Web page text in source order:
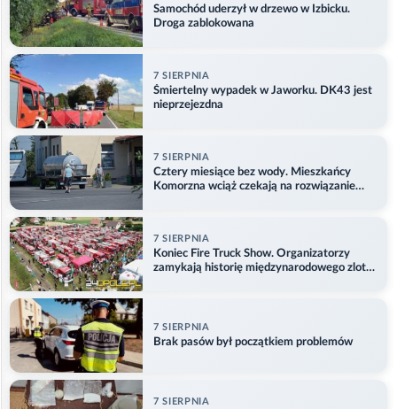
Samochód uderzył w drzewo w Izbicku.
Droga zablokowana
7 SIERPNIA
Śmiertelny wypadek w Jaworku. DK43 jest
nieprzejezdna
7 SIERPNIA
Cztery miesiące bez wody. Mieszkańcy
Komorzna wciąż czekają na rozwiązanie
7 SIERPNIA
Koniec Fire Truck Show. Organizatorzy
zamykają historię międzynarodowego zlotu
7 SIERPNIA
Brak pasów był początkiem problemów
7 SIERPNIA